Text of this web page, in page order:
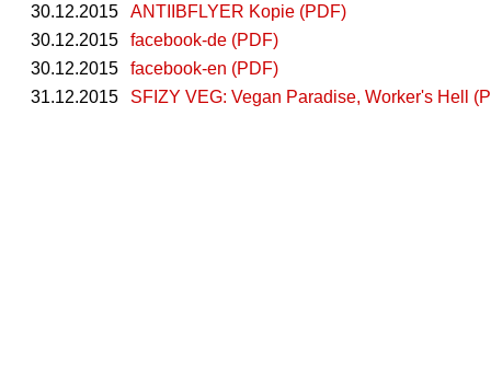
30.12.2015
ANTIIBFLYER Kopie (PDF)
30.12.2015
facebook-de (PDF)
30.12.2015
facebook-en (PDF)
31.12.2015
SFIZY VEG: Vegan Paradise, Worker's Hell